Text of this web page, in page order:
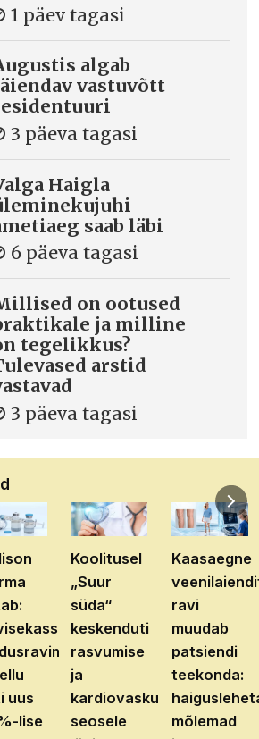
1 päev tagasi
algab
vastuvõtt
3 päeva tagasi
Haigla
saab läbi
6 päeva tagasi
on ootused
ja milline
tegelikkus?
arstid
3 päeva tagasi
uus
lise
Koolitusel
„Suur
süda“
keskenduti
rasvumise
ja
kardiovaskulaarhaiguste
seosele
Kaasaegne
ravi
muudab
patsiendi
teekonda:
mõlemad